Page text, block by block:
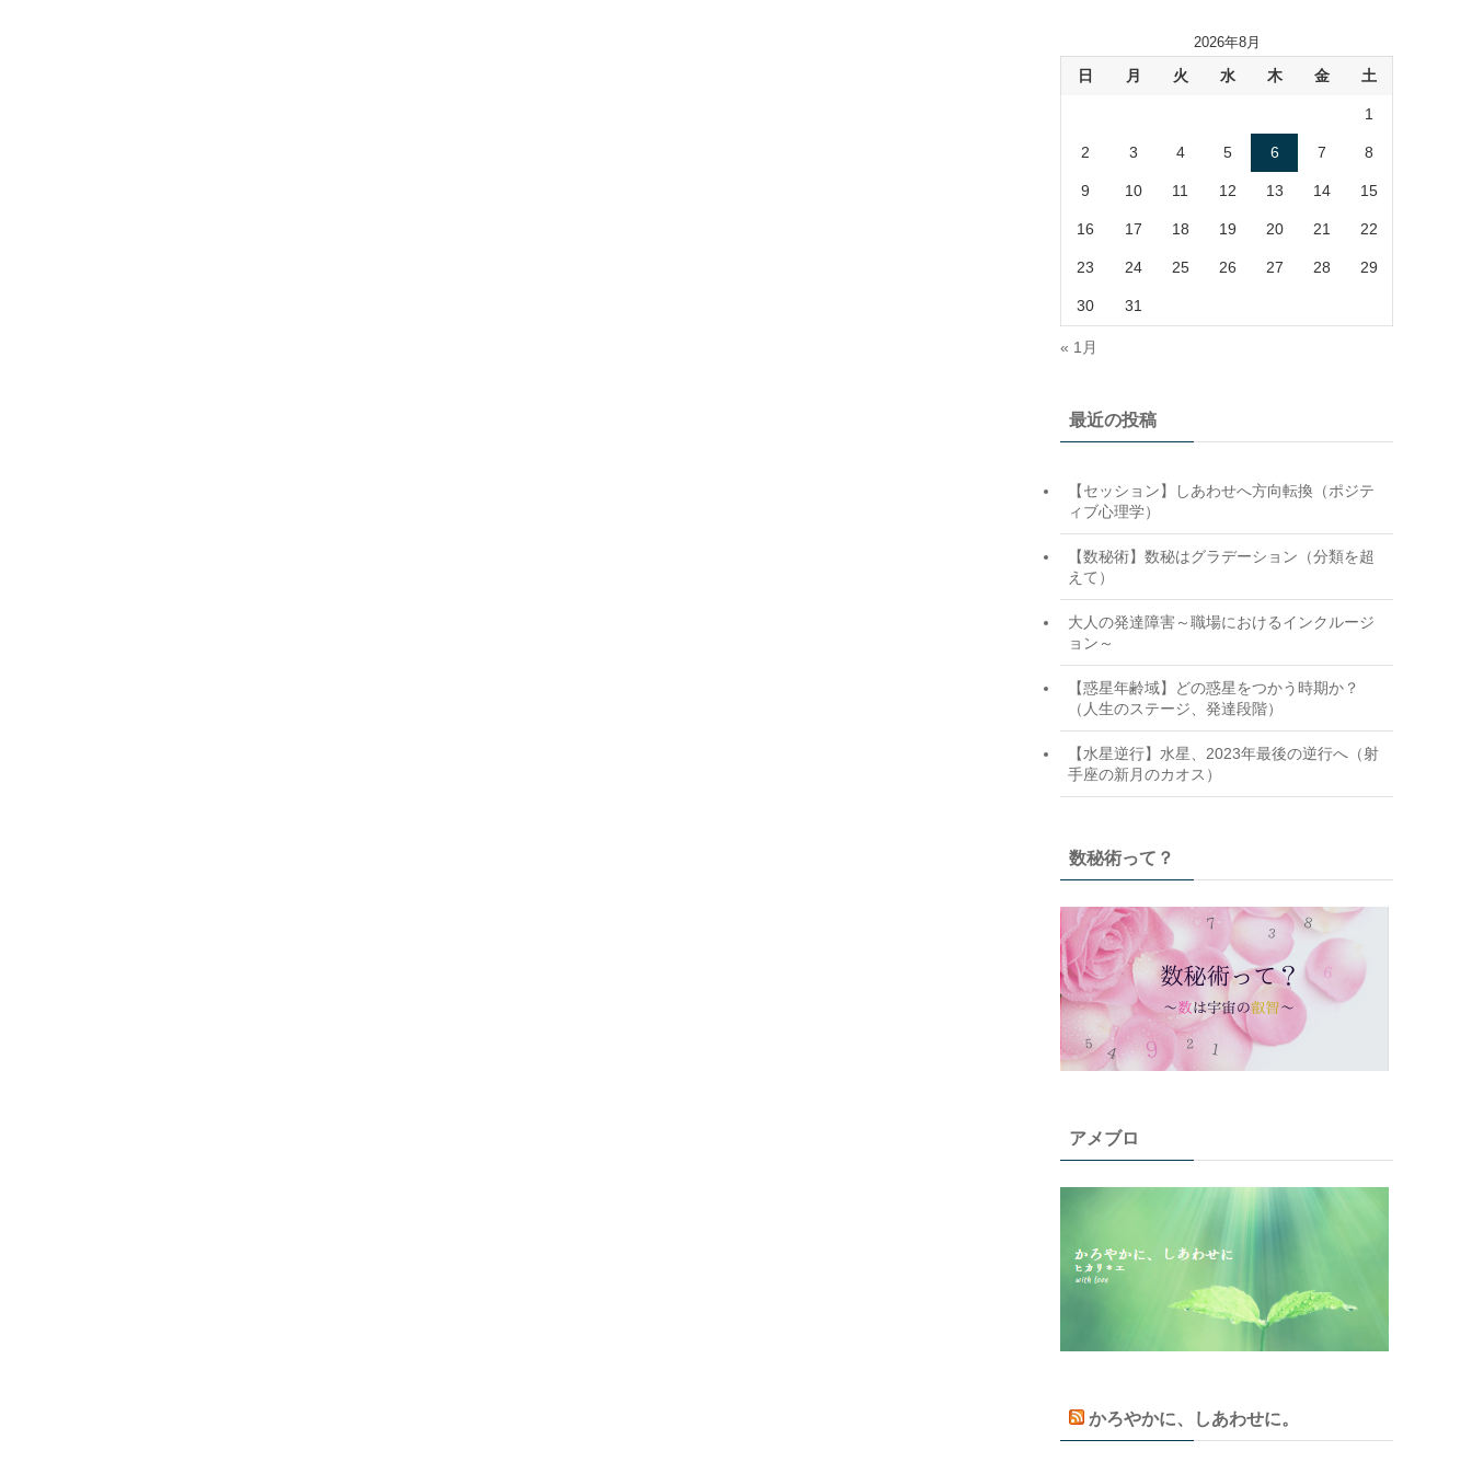
2026年8月
日 月 火 水 木 金 土
1
2 3 4 5 6 7 8
9 10 11 12 13 14 15
16 17 18 19 20 21 22
23 24 25 26 27 28 29
30 31
« 1月
最近の投稿
【セッション】しあわせへ方向転換（ポジテ
ィブ心理学）
【数秘術】数秘はグラデーション（分類を超
えて）
大人の発達障害～職場におけるインクルージ
ョン～
【惑星年齢域】どの惑星をつかう時期か？
（人生のステージ、発達段階）
【水星逆行】水星、2023年最後の逆行へ（射
手座の新月のカオス）
数秘術って？
アメブロ
かろやかに、しあわせに。